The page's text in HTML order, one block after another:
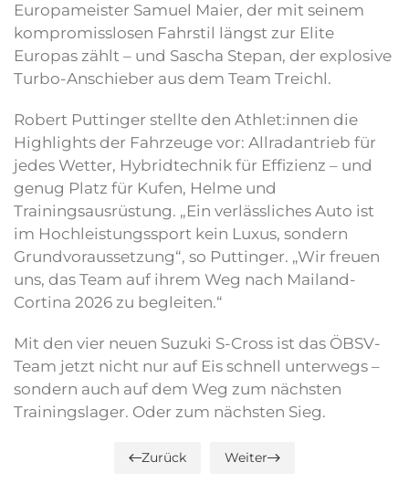
Europameister Samuel Maier, der mit seinem
kompromisslosen Fahrstil längst zur Elite
Europas zählt – und Sascha Stepan, der explosive
Turbo-Anschieber aus dem Team Treichl.
Robert Puttinger stellte den Athlet:innen die
Highlights der Fahrzeuge vor: Allradantrieb für
jedes Wetter, Hybridtechnik für Effizienz – und
genug Platz für Kufen, Helme und
Trainingsausrüstung. „Ein verlässliches Auto ist
im Hochleistungssport kein Luxus, sondern
Grundvoraussetzung“, so Puttinger. „Wir freuen
uns, das Team auf ihrem Weg nach Mailand-
Cortina 2026 zu begleiten.“
Mit den vier neuen Suzuki S-Cross ist das ÖBSV-
Team jetzt nicht nur auf Eis schnell unterwegs –
sondern auch auf dem Weg zum nächsten
Trainingslager. Oder zum nächsten Sieg.
Zurück Weiter